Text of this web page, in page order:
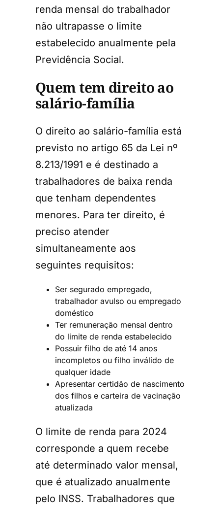
renda mensal do trabalhador
não ultrapasse o limite
estabelecido anualmente pela
Previdência Social.
Quem tem direito ao
salário-família
O direito ao salário-família está
previsto no artigo 65 da Lei nº
8.213/1991 e é destinado a
trabalhadores de baixa renda
que tenham dependentes
menores. Para ter direito, é
preciso atender
simultaneamente aos
seguintes requisitos:
Ser segurado empregado,
trabalhador avulso ou empregado
doméstico
Ter remuneração mensal dentro
do limite de renda estabelecido
Possuir filho de até 14 anos
incompletos ou filho inválido de
qualquer idade
Apresentar certidão de nascimento
dos filhos e carteira de vacinação
atualizada
O limite de renda para 2024
corresponde a quem recebe
até determinado valor mensal,
que é atualizado anualmente
pelo INSS. Trabalhadores que